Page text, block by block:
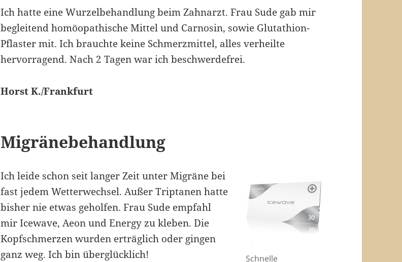
Ich hatte eine Wurzelbehandlung beim Zahnarzt. Frau Sude gab mir
begleitend homöopathische Mittel und Carnosin, sowie Glutathion-
Pflaster mit. Ich brauchte keine Schmerzmittel, alles verheilte
hervorragend. Nach 2 Tagen war ich beschwerdefrei.
Horst K./Frankfurt
Migränebehandlung
Schnelle
Ich leide schon seit langer Zeit unter Migräne bei
fast jedem Wetterwechsel. Außer Triptanen hatte
bisher nie etwas geholfen. Frau Sude empfahl
mir Icewave, Aeon und Energy zu kleben. Die
Kopfschmerzen wurden erträglich oder gingen
ganz weg. Ich bin überglücklich!